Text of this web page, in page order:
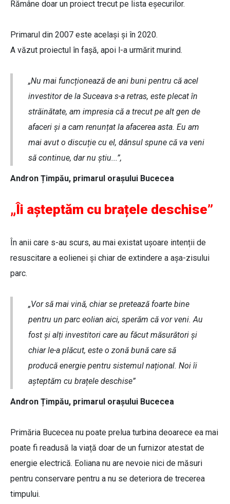
Rămâne doar un proiect trecut pe lista eșecurilor.
Primarul din 2007 este același și în 2020.
A văzut proiectul în fașă, apoi l-a urmărit murind.
„Nu mai funcționează de ani buni pentru că acel
investitor de la Suceava s-a retras, este plecat în
străinătate, am impresia că a trecut pe alt gen de
afaceri și a cam renunțat la afacerea asta. Eu am
mai avut o discuție cu el, dânsul spune că va veni
să continue, dar nu știu...”,
Andron Țimpău, primarul orașului Bucecea
„Îi așteptăm cu brațele deschise”
În anii care s-au scurs, au mai existat ușoare intenții de
resuscitare a eolienei și chiar de extindere a așa-zisului
parc.
„Vor să mai vină, chiar se pretează foarte bine
pentru un parc eolian aici, sperăm că vor veni. Au
fost și alți investitori care au făcut măsurători și
chiar le-a plăcut, este o zonă bună care să
producă energie pentru sistemul național. Noi îi
așteptăm cu brațele deschise”
Andron Țimpău, primarul orașului Bucecea
Primăria Bucecea nu poate prelua turbina deoarece ea mai
poate fi readusă la viață doar de un furnizor atestat de
energie electrică. Eoliana nu are nevoie nici de măsuri
pentru conservare pentru a nu se deteriora de trecerea
timpului.